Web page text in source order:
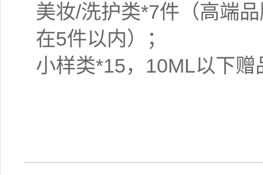
美妆/洗护类*7件（高端
在5件以内）；
小样类*15，10ML以下